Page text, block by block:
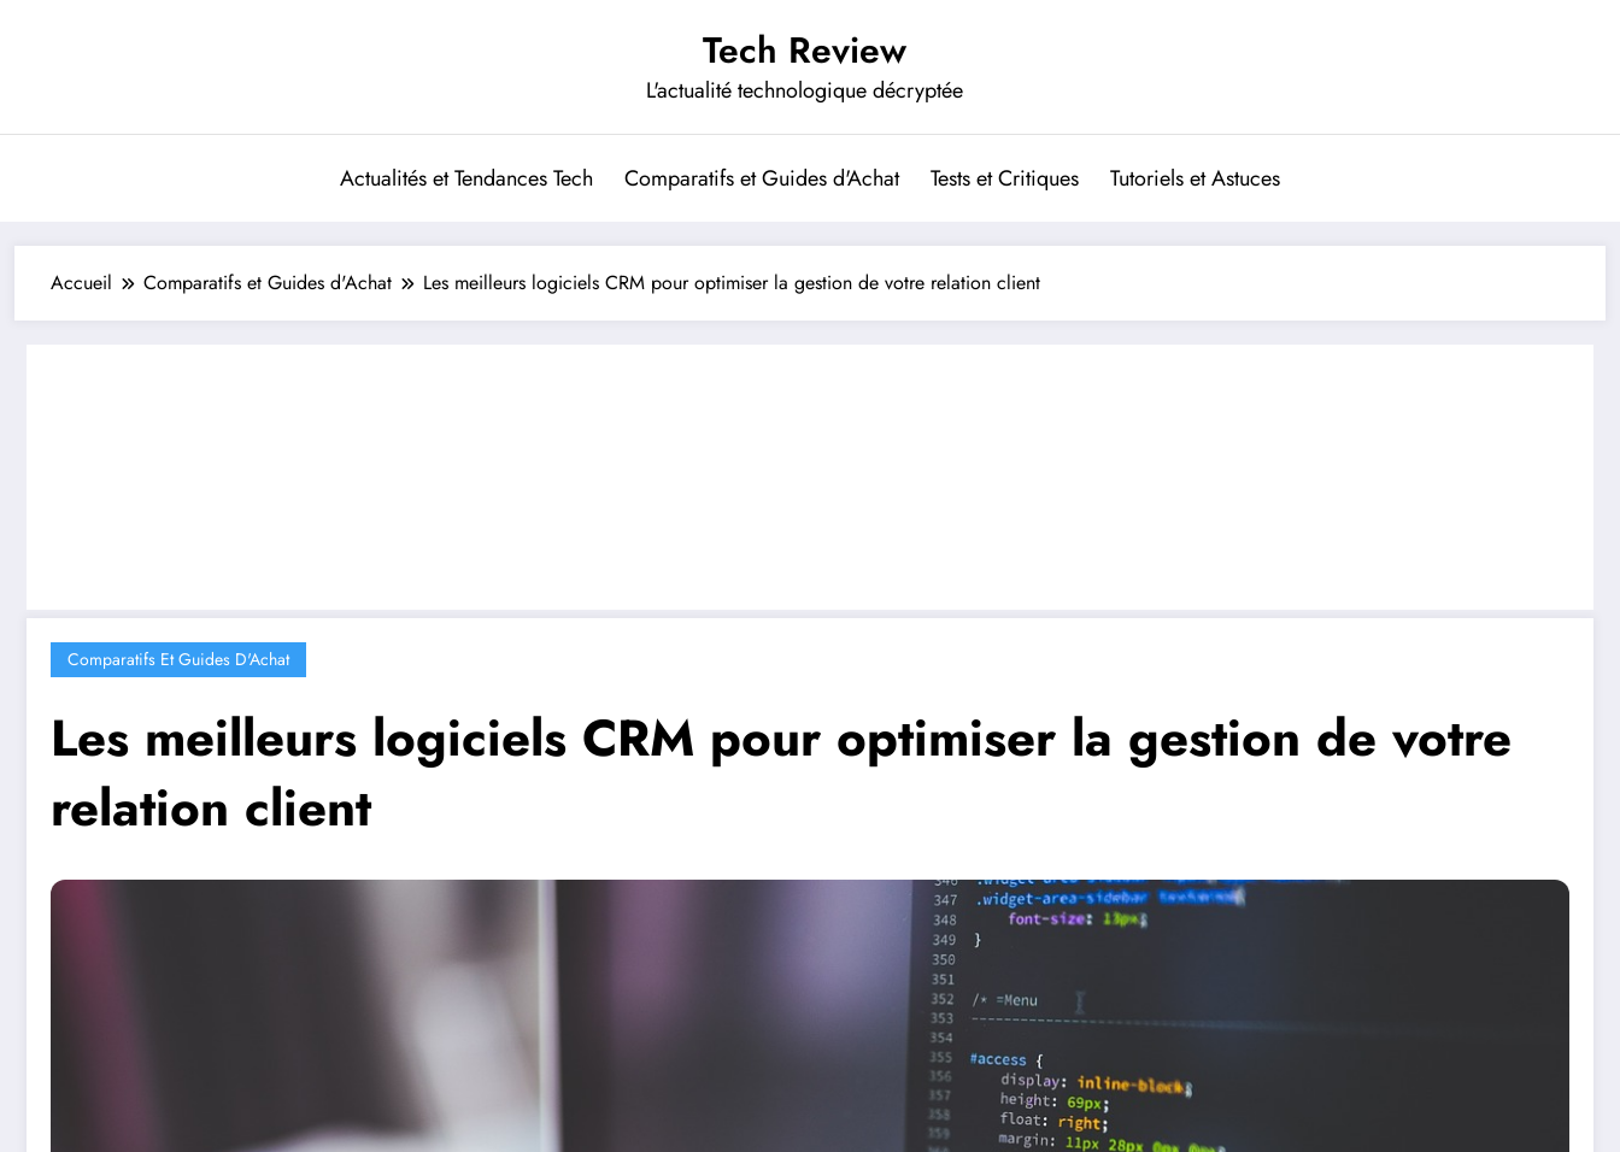
Tech Review
L'actualité technologique décryptée
Actualités et Tendances Tech Comparatifs et Guides d'Achat Tests et Critiques Tutoriels et Astuces
Accueil Comparatifs et Guides d'Achat Les meilleurs logiciels CRM pour optimiser la gestion de votre relation client
Comparatifs Et Guides D'Achat
Les meilleurs logiciels CRM pour optimiser la gestion de votre
relation client